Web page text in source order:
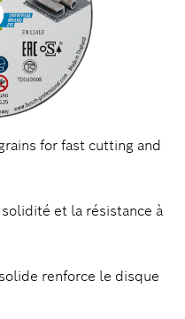
for fast cutting and
et la résistance à
renforce le disque